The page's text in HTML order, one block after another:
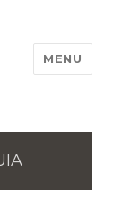
MENU